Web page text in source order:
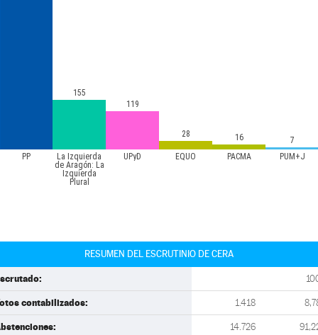
PP
La Izquierda
de Aragón: La
Izquierda
Plural
UPyD EQUO PACMA PUM+J
155
119
28 16 7
RESUMEN DEL ESCRUTINIO DE CERA
contabilizados: 1.418
14.726